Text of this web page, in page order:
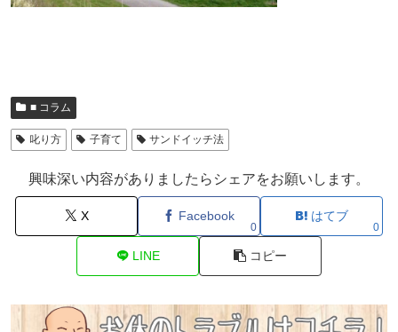
■ コラム
叱り方 子育て サンドイッチ法
興味深い内容がありましたらシェアをお願いします。
X Facebook
0
はてブ
0
LINE コピー